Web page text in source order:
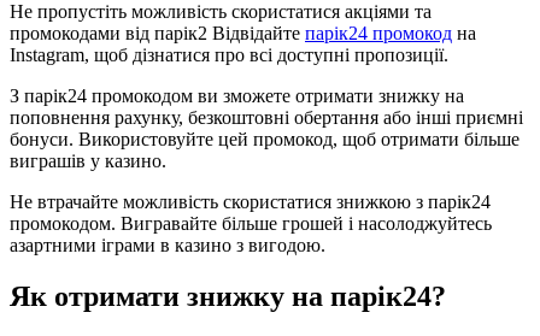
Не пропустіть можливість скористатися акціями та
промокодами від парік2 Відвідайте парік24 промокод на
Instagram, щоб дізнатися про всі доступні пропозиції.
З парік24 промокодом ви зможете отримати знижку на
поповнення рахунку, безкоштовні обертання або інші приємні
бонуси. Використовуйте цей промокод, щоб отримати більше
виграшів у казино.
Не втрачайте можливість скористатися знижкою з парік24
промокодом. Вигравайте більше грошей і насолоджуйтесь
азартними іграми в казино з вигодою.
Як отримати знижку на парік24?